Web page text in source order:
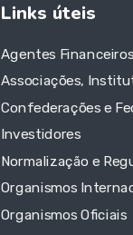
Links úteis
Agentes Financeiros
Associações,
Confederações e
Investidores
Normalização e
Organismos
Organismos Oficiais